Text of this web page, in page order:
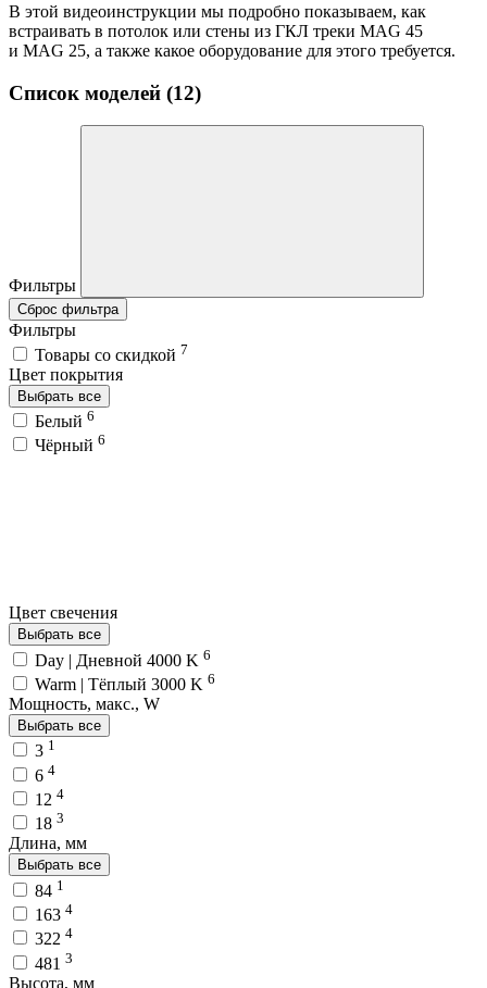
В этой видеоинструкции мы подробно показываем, как
встраивать в потолок или стены из ГКЛ треки MAG 45
и MAG 25, а также какое оборудование для этого требуется.
Список моделей (12)
Фильтры
Сброс фильтра
Фильтры
Товары со скидкой 7
Цвет покрытия
Выбрать все
Белый 6
Чёрный 6
Цвет свечения
Выбрать все
Day | Дневной 4000 K 6
Warm | Тёплый 3000 K 6
Мощность, макс., W
Выбрать все
3 1
6 4
12 4
18 3
Длина, мм
Выбрать все
84 1
163 4
322 4
481 3
Высота, мм